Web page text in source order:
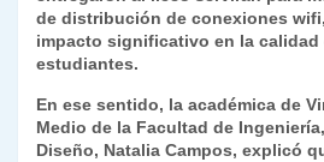
de distribución de conexiones
impacto significativo en la calidad
estudiantes.
En ese sentido, la académica de
Medio de la Facultad de
Diseño, Natalia Campos, explicó